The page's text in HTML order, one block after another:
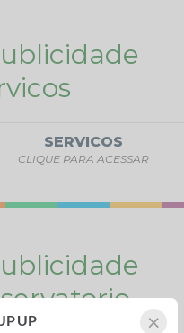
SERVICOS
CLIQUE PARA ACESSAR
×
×
UP